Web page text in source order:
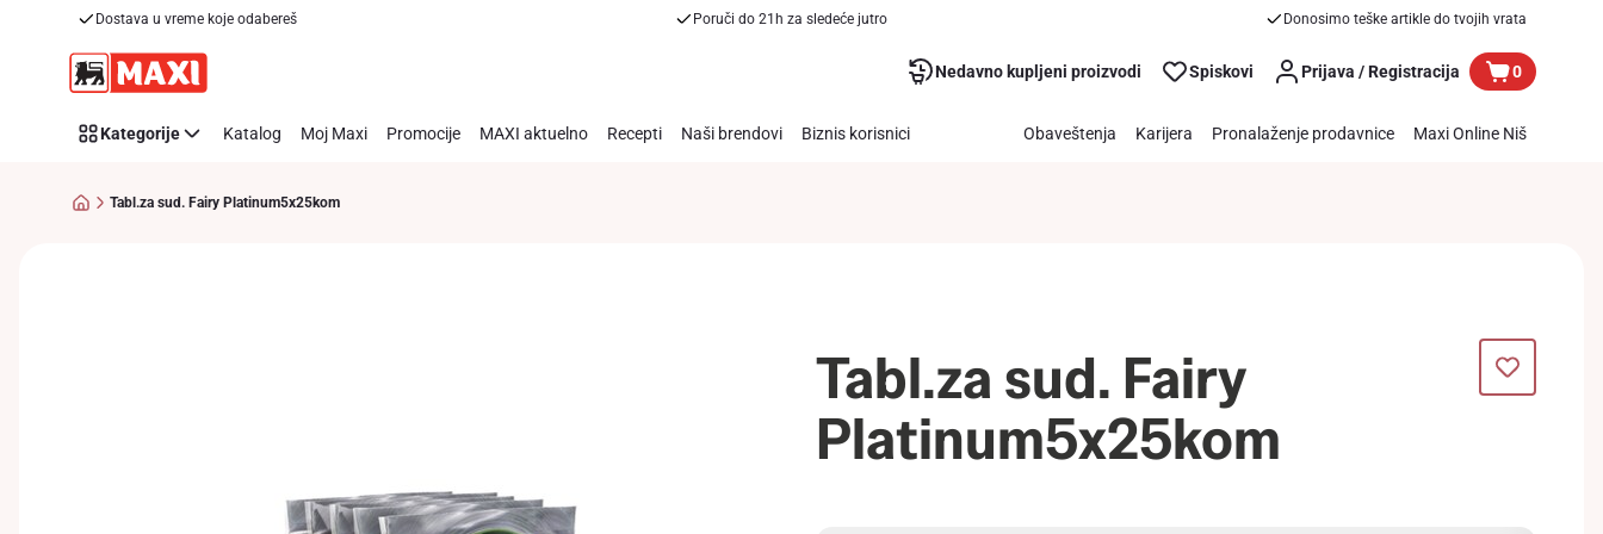
Dostava u vreme koje odabereš Poruči do 21h za sledeće jutro Donosimo teške artikle do tvojih vrata
Nedavno kupljeni proizvodi Spiskovi Prijava / Registracija 0
Kategorije Katalog Moj Maxi Promocije MAXI aktuelno Recepti Naši brendovi Biznis korisnici Obaveštenja Karijera Pronalaženje prodavnice Maxi Online Niš
Tabl.za sud. Fairy Platinum5x25kom
Tabl.za sud. Fairy
Platinum5x25kom